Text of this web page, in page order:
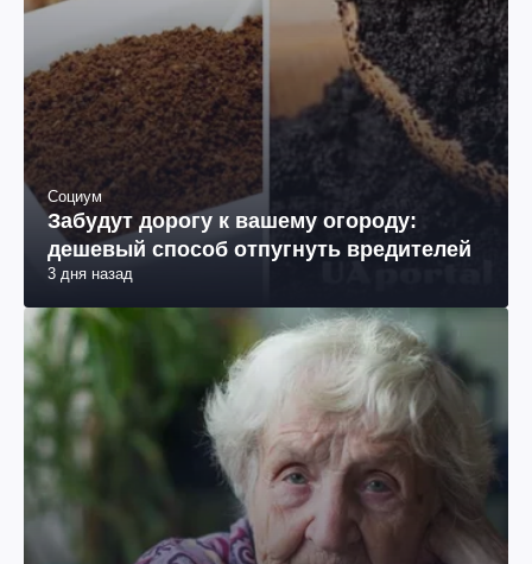
Социум
Забудут дорогу к вашему огороду:
дешевый способ отпугнуть вредителей
3 дня назад